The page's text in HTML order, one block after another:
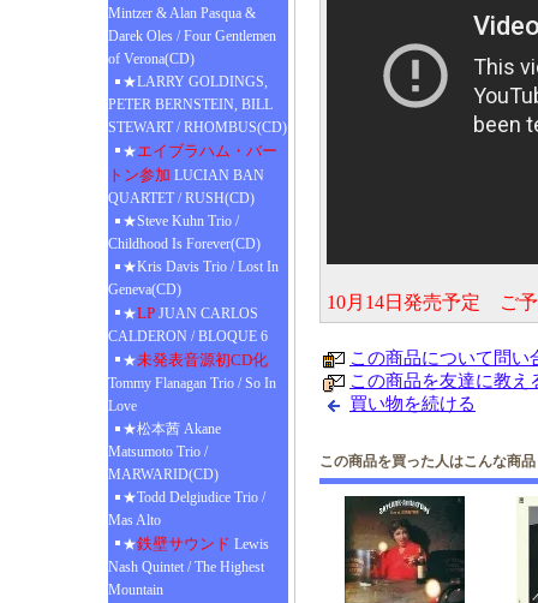
Mintzer & Alan Pasqua &
Darek Oles / Four Gentlemen
of Verona(CD)
★LARRY GOLDINGS,
PETER BERNSTEIN, BILL
STEWART / RHOMBUS(CD)
★エイブラハム・バー
トン参加 LUCIAN BAN
QUARTET / RUSH(CD)
★Steve Kuhn Trio /
Childhood Is Forever(CD)
★Kris Davis Trio / Lost In
Geneva(CD)
★LP JUAN CARLOS
CALDERON / BLOQUE 6
★未発表音源初CD化
Tommy Flanagan Trio / So In
Love
★松本茜 Akane
Matsumoto Trio /
MARWARID(CD)
★Todd Delgiudice Trio /
Mas Alto
★鉄壁サウンド Lewis
Nash Quintet / The Highest
Mountain
10月14日発売予定 ご
この商品について問い
この商品を友達に教え
買い物を続ける
この商品を買った人はこんな商